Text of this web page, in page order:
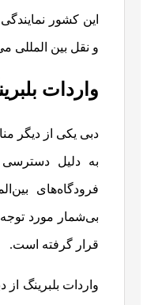
این کشور
و نقل بین المللی
واردات
دبی یکی از دیگر
به دلیل دسترسی
فرودگاه‌های
بی‌شمار مورد توجه
قرار گرفته است.
واردات بلبرینگ از